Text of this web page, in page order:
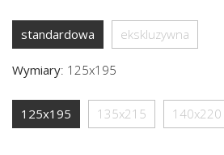
standardowa ekskluzywna
Wymiary: 125x195
125x195 135x215 140x220